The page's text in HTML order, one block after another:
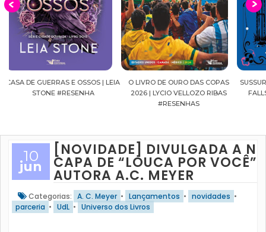
O LIVRO DE OURO DAS COPAS
2026 | LYCIO VELLOZO RIBAS
SUSSURROS AO LUAR | SHADOW
FALLS, VOL.04 | C.C.HUNTER
#RESENHA
10
jun
[NOVIDADE] DIVULGADA A
CAPA DE “LOUCA POR VOCÊ”
AUTORA A.C. MEYER
Categorias: A. C. Meyer • Lançamentos • novidades •
parceria • UdL • Universo dos Livros